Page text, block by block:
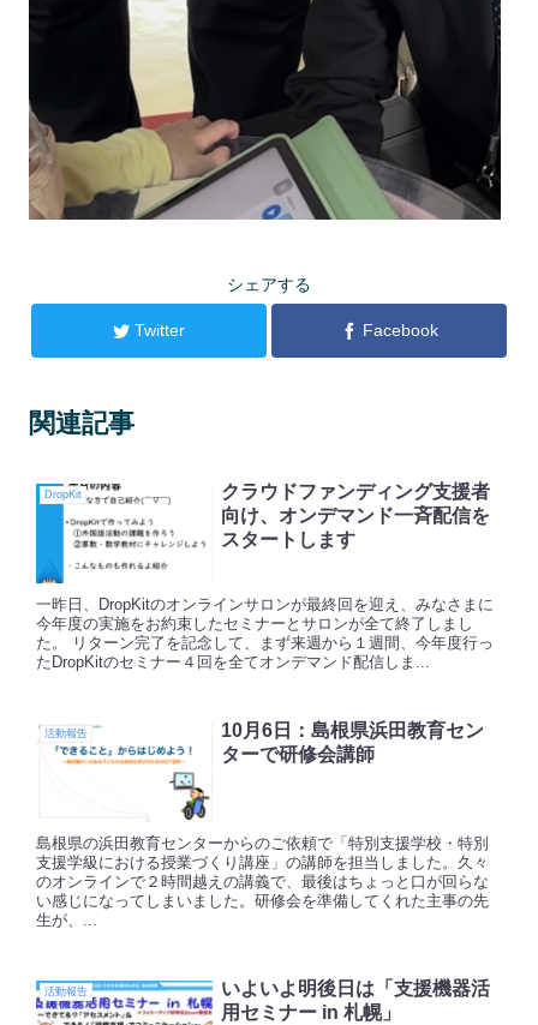
シェアする
Twitter Facebook
関連記事
DropKit
クラウドファンディング支援者
向け、オンデマンド一斉配信を
スタートします
一昨日、DropKitのオンラインサロンが最終回を迎え、みなさまに
今年度の実施をお約束したセミナーとサロンが全て終了しまし
た。 リターン完了を記念して、まず来週から１週間、今年度行っ
たDropKitのセミナー４回を全てオンデマンド配信しま...
活動報告
10月6日：島根県浜田教育セン
ターで研修会講師
島根県の浜田教育センターからのご依頼で「特別支援学校・特別
支援学級における授業づくり講座」の講師を担当しました。久々
のオンラインで２時間越えの講義で、最後はちょっと口が回らな
い感じになってしまいました。研修会を準備してくれた主事の先
生が、...
活動報告
いよいよ明後日は「支援機器活
用セミナー in 札幌」